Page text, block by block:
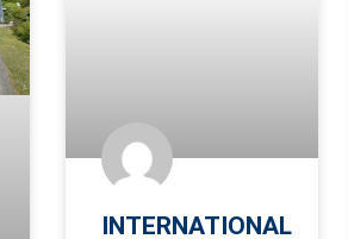
INTERNATIONAL